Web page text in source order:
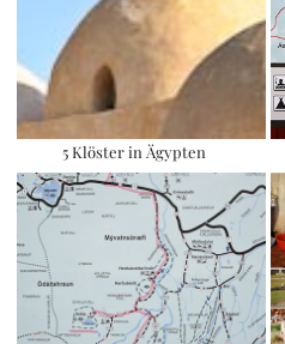
5 Klöster in Ägypten